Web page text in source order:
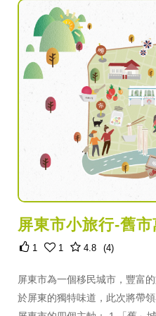
屏東市小旅行-舊市
1 1 4.8 (4)
屏東市為一個移民城市，豐富
於屏東的獨特味道，此次將帶